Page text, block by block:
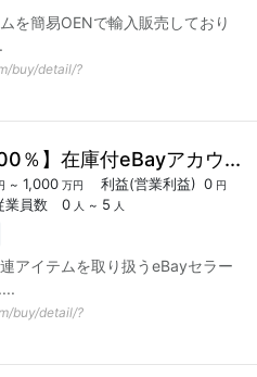
を簡易OENで輸入販売しており
buy/detail/?
％】在庫付eBayアカウ...
~ 1,000 万円 利益(営業利益) 0 円
業員数 0 人 ~ 5 人
アイテムを取り扱うeBayセラー
...
buy/detail/?